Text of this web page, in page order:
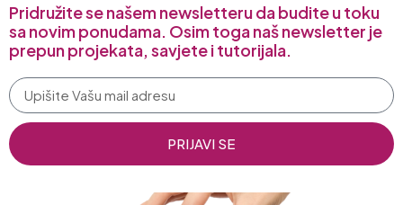
Pridružite se našem newsletteru da budite u toku
sa novim ponudama. Osim toga naš newsletter je
prepun projekata, savjete i tutorijala.
PRIJAVI SE